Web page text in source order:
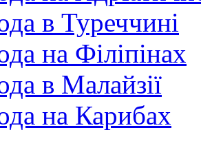
в Туреччині
на Філіпінах
в Малайзії
на Карибах